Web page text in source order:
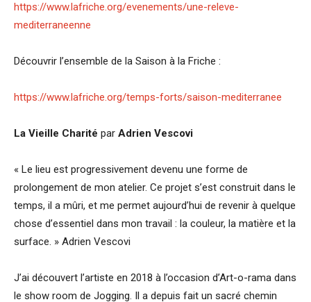
https://www.lafriche.org/evenements/une-releve-
mediterraneenne
Découvrir l’ensemble de la Saison à la Friche :
https://www.lafriche.org/temps-forts/saison-mediterranee
La Vieille Charité par Adrien Vescovi
« Le lieu est progressivement devenu une forme de
prolongement de mon atelier. Ce projet s’est construit dans le
temps, il a mûri, et me permet aujourd’hui de revenir à quelque
chose d’essentiel dans mon travail : la couleur, la matière et la
surface. » Adrien Vescovi
J’ai découvert l’artiste en 2018 à l’occasion d’Art-o-rama dans
le show room de Jogging. Il a depuis fait un sacré chemin